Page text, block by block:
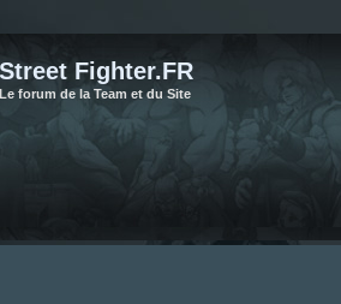
Street Fighter.FR
Le forum de la Team et du Site